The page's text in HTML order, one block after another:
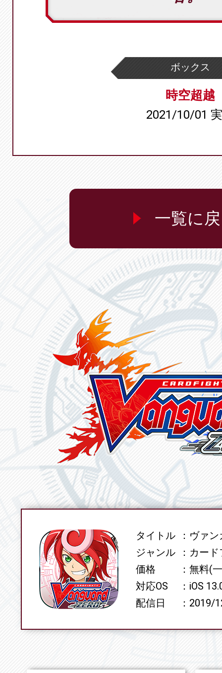
ボックス
時空超越
2021/10/01
一覧に
SPECタイトル
ヴァン
ジャンル
カード
価格
無料(
対応OS
iOS
配信日
2019/